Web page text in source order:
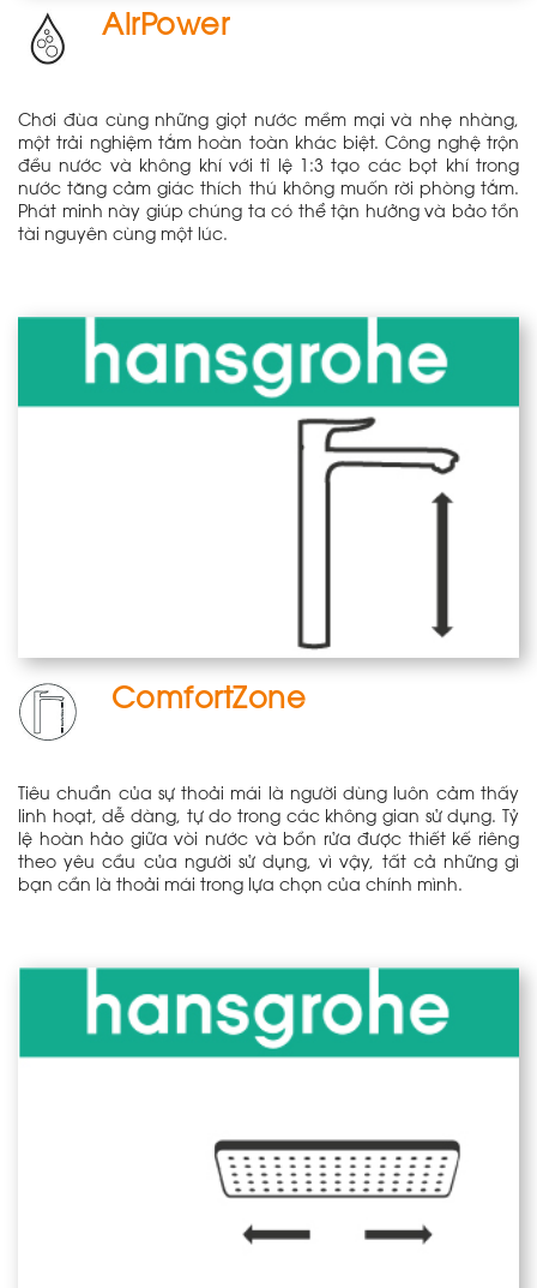
AirPower
Chơi đùa cùng những giọt nước mềm mại và nhẹ nhàng,
một trải nghiệm tắm hoàn toàn khác biệt. Công nghệ trộn
đều nước và không khí với tỉ lệ 1:3 tạo các bọt khí trong
nước tăng cảm giác thích thú không muốn rời phòng tắm.
Phát minh này giúp chúng ta có thể tận hưởng và bảo tồn
tài nguyên cùng một lúc.
ComfortZone
Tiêu chuẩn của sự thoải mái là người dùng luôn cảm thấy
linh hoạt, dễ dàng, tự do trong các không gian sử dụng. Tỷ
lệ hoàn hảo giữa vòi nước và bồn rửa được thiết kế riêng
theo yêu cầu của người sử dụng, vì vậy, tất cả những gì
bạn cần là thoải mái trong lựa chọn của chính mình.